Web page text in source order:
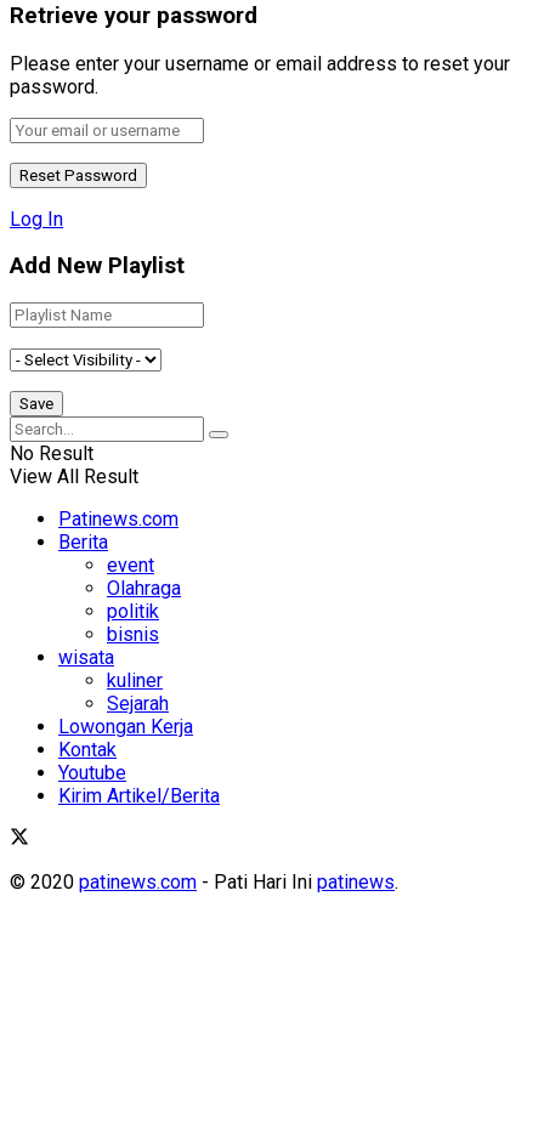
Retrieve your password
Please enter your username or email address to reset your
password.
Log In
Add New Playlist
No Result
View All Result
Patinews.com
Berita
event
Olahraga
politik
bisnis
wisata
kuliner
Sejarah
Lowongan Kerja
Kontak
Youtube
Kirim Artikel/Berita
© 2020 patinews.com - Pati Hari Ini patinews.